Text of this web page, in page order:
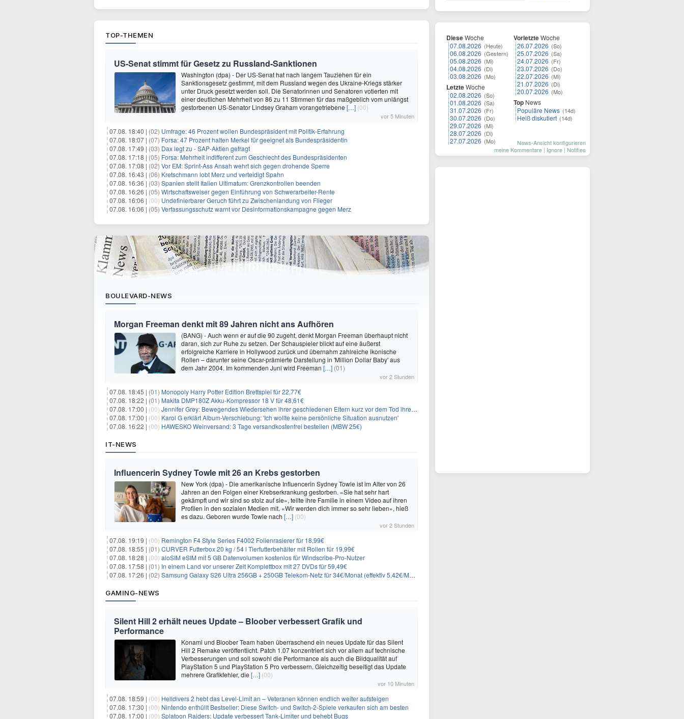
TOP-THEMEN
US-Senat stimmt für Gesetz zu Russland-Sanktionen
Washington (dpa) - Der US-Senat hat nach langem Tauziehen für ein
Sanktionsgesetz gestimmt, mit dem Russland wegen des Ukraine-Kriegs stärker
unter Druck gesetzt werden soll. Die Senatorinnen und Senatoren votierten mit
einer deutlichen Mehrheit von 86 zu 11 Stimmen für das maßgeblich vom unlängst
gestorbenen US-Senator Lindsey Graham vorangetriebene […] (00)
vor 5 Minuten
07.08. 18:40 | (02) Umfrage: 46 Prozent wollen Bundespräsident mit Politik-Erfahrung
07.08. 18:07 | (07) Forsa: 47 Prozent halten Merkel für geeignet als Bundespräsidentin
07.08. 17:49 | (03) Dax legt zu - SAP-Aktien gefragt
07.08. 17:18 | (05) Forsa: Mehrheit indifferent zum Geschlecht des Bundespräsidenten
07.08. 17:08 | (02) Vor EM: Sprint-Ass Ansah wehrt sich gegen drohende Sperre
07.08. 16:43 | (06) Kretschmann lobt Merz und verteidigt Spahn
07.08. 16:36 | (03) Spanien stellt Italien Ultimatum: Grenzkontrollen beenden
07.08. 16:26 | (05) Wirtschaftsweiser gegen Einführung von Schwerarbeiter-Rente
07.08. 16:06 | (00) Undefinierbarer Geruch führt zu Zwischenlandung von Flieger
07.08. 16:06 | (05) Verfassungsschutz warnt vor Desinformationskampagne gegen Merz
BOULEVARD-NEWS
Morgan Freeman denkt mit 89 Jahren nicht ans Aufhören
(BANG) - Auch wenn er auf die 90 zugeht, denkt Morgan Freeman überhaupt nicht
daran, sich zur Ruhe zu setzen. Der Schauspieler blickt auf eine äußerst
erfolgreiche Karriere in Hollywood zurück und übernahm zahlreiche ikonische
Rollen – darunter seine Oscar-prämierte Darstellung in 'Million Dollar Baby' aus
dem Jahr 2004. Im kommenden Juni wird Freeman […] (01)
vor 2 Stunden
07.08. 18:45 | (01) Monopoly Harry Potter Edition Brettspiel für 22,77€
07.08. 18:22 | (01) Makita DMP180Z Akku-Kompressor 18 V für 48,61€
07.08. 17:00 | (00) Jennifer Grey: Bewegendes Wiedersehen ihrer geschiedenen Eltern kurz vor dem Tod ihrer Mutter
07.08. 17:00 | (00) Karol G erklärt Album-Verschiebung: 'Ich wollte keine persönliche Situation ausnutzen'
07.08. 16:22 | (00) HAWESKO Weinversand: 3 Tage versandkostenfrei bestellen (MBW 25€)
IT-NEWS
Influencerin Sydney Towle mit 26 an Krebs gestorben
New York (dpa) - Die amerikanische Influencerin Sydney Towle ist im Alter von 26
Jahren an den Folgen einer Krebserkrankung gestorben. «Sie hat sehr hart
gekämpft und wir sind so stolz auf sie», teilte ihre Familie in einem Video auf ihren
Profilen in den sozialen Medien mit. «Wir werden dich immer so sehr lieben», hieß
es dazu. Geboren wurde Towle nach […] (00)
vor 2 Stunden
07.08. 19:19 | (00) Remington F4 Style Series F4002 Folienrasierer für 18,99€
07.08. 18:55 | (01) CURVER Futterbox 20 kg / 54 l Tierfutterbehälter mit Rollen für 19,99€
07.08. 18:28 | (00) aloSIM eSIM mit 5 GB Datenvolumen kostenlos für Windscribe-Pro-Nutzer
07.08. 17:58 | (01) In einem Land vor unserer Zeit Komplettbox mit 27 DVDs für 59,49€
07.08. 17:26 | (02) Samsung Galaxy S26 Ultra 256GB + 250GB Telekom-Netz für 34€/Monat (effektiv 5,42€/Monat)
GAMING-NEWS
Silent Hill 2 erhält neues Update – Bloober verbessert Grafik und
Performance
Konami und Bloober Team haben überraschend ein neues Update für das Silent
Hill 2 Remake veröffentlicht. Patch 1.07 konzentriert sich vor allem auf technische
Verbesserungen und soll sowohl die Performance als auch die Bildqualität auf
PlayStation 5 und PlayStation 5 Pro verbessern. Gleichzeitig beseitigt das Update
mehrere Grafikfehler, die […] (00)
vor 10 Minuten
07.08. 18:59 | (00) Helldivers 2 hebt das Level-Limit an – Veteranen können endlich weiter aufsteigen
07.08. 17:30 | (00) Nintendo enthüllt Bestseller: Diese Switch- und Switch-2-Spiele verkaufen sich am besten
07.08. 17:00 | (00) Splatoon Raiders: Update verbessert Tank-Limiter und behebt Bugs
DieseWoche
07.08.2026 (Heute)
06.08.2026 (Gestern)
05.08.2026 (Mi)
04.08.2026 (Di)
03.08.2026 (Mo)
LetzteWoche
02.08.2026 (So)
01.08.2026 (Sa)
31.07.2026 (Fr)
30.07.2026 (Do)
29.07.2026 (Mi)
28.07.2026 (Di)
27.07.2026 (Mo)
VorletzteWoche
26.07.2026 (So)
25.07.2026 (Sa)
24.07.2026 (Fr)
23.07.2026 (Do)
22.07.2026 (Mi)
21.07.2026 (Di)
20.07.2026 (Mo)
Top News
Populäre News (14d)
Heiß diskutiert (14d)
News-Ansicht konfigurieren
meine Kommentare | Ignore | Notifies